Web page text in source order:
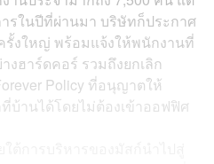
รในปีที่ผ่านมา บริษัทก็ประกาศ
งใหญ่ พร้อมแจ้งให้พนักงานที่
ฮาร์ดคอร์ รวมถึงยกเลิก
Policy ที่อนุญาตให้
บ้านได้โดยไม่ต้องเข้าออฟฟิศ